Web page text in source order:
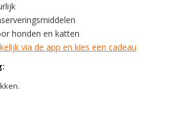
honden en katten
via de app en kies een cadeau